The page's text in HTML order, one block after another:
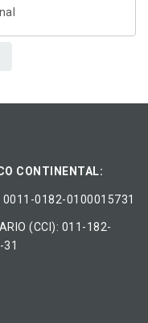
CONTINENTAL:
0011-0182-0100015731
(CCI): 011-182-